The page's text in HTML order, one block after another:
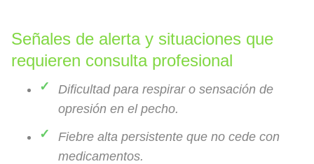
Señales de alerta y situaciones que
requieren consulta profesional
Dificultad para respirar o sensación de
opresión en el pecho.
Fiebre alta persistente que no cede con
medicamentos.